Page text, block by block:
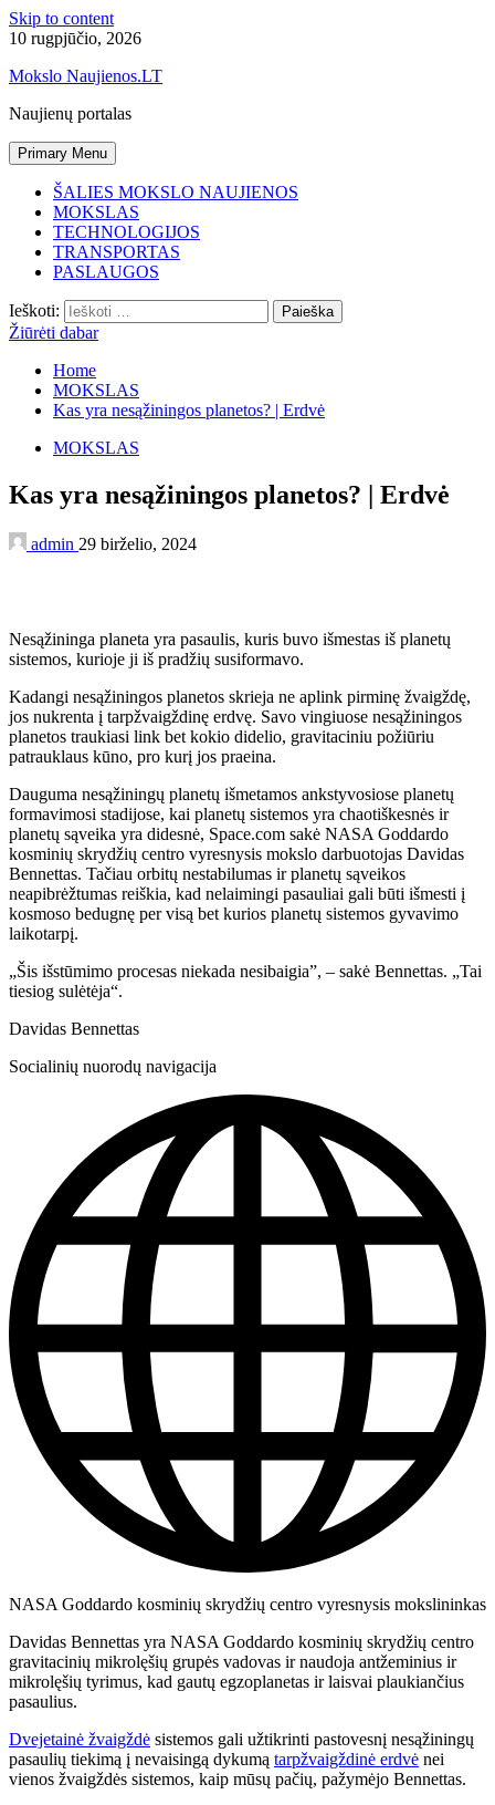
Skip to content
10 rugpjūčio, 2026
Mokslo Naujienos.LT
Naujienų portalas
Primary Menu
ŠALIES MOKSLO NAUJIENOS
MOKSLAS
TECHNOLOGIJOS
TRANSPORTAS
PASLAUGOS
Ieškoti:
Žiūrėti dabar
Home
MOKSLAS
Kas yra nesąžiningos planetos? | Erdvė
MOKSLAS
Kas yra nesąžiningos planetos? | Erdvė
admin 29 birželio, 2024
Nesąžininga planeta yra pasaulis, kuris buvo išmestas iš planetų
sistemos, kurioje ji iš pradžių susiformavo.
Kadangi nesąžiningos planetos skrieja ne aplink pirminę žvaigždę,
jos nukrenta į tarpžvaigždinę erdvę. Savo vingiuose nesąžiningos
planetos traukiasi link bet kokio didelio, gravitaciniu požiūriu
patrauklaus kūno, pro kurį jos praeina.
Dauguma nesąžiningų planetų išmetamos ankstyvosiose planetų
formavimosi stadijose, kai planetų sistemos yra chaotiškesnės ir
planetų sąveika yra didesnė, Space.com sakė NASA Goddardo
kosminių skrydžių centro vyresnysis mokslo darbuotojas Davidas
Bennettas. Tačiau orbitų nestabilumas ir planetų sąveikos
neapibrėžtumas reiškia, kad nelaimingi pasauliai gali būti išmesti į
kosmoso bedugnę per visą bet kurios planetų sistemos gyvavimo
laikotarpį.
„Šis išstūmimo procesas niekada nesibaigia”, – sakė Bennettas. „Tai
tiesiog sulėtėja“.
Davidas Bennettas
Socialinių nuorodų navigacija
NASA Goddardo kosminių skrydžių centro vyresnysis mokslininkas
Davidas Bennettas yra NASA Goddardo kosminių skrydžių centro
gravitacinių mikrolęšių grupės vadovas ir naudoja antžeminius ir
mikrolęšių tyrimus, kad gautų egzoplanetas ir laisvai plaukiančius
pasaulius.
Dvejetainė žvaigždė sistemos gali užtikrinti pastovesnį nesąžiningų
pasaulių tiekimą į nevaisingą dykumą tarpžvaigždinė erdvė nei
vienos žvaigždės sistemos, kaip mūsų pačių, pažymėjo Bennettas.